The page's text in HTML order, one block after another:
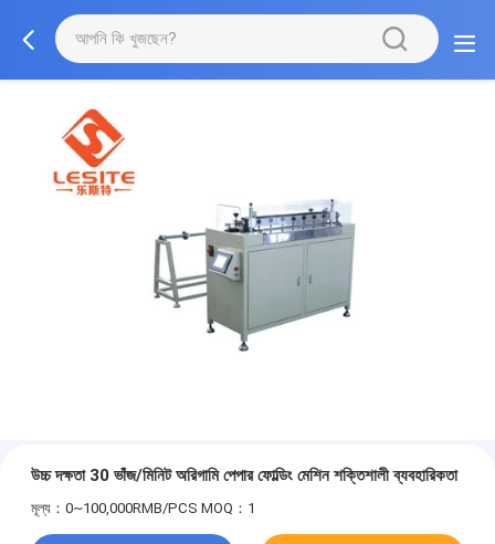
উচ্চ দক্ষতা 30 ভাঁজ/মিনিট অরিগামি পেপার ফোল্ডিং মেশিন শক্তিশালী ব্যবহারিকতা
মূল্য：0~100,000RMB/PCS MOQ：1